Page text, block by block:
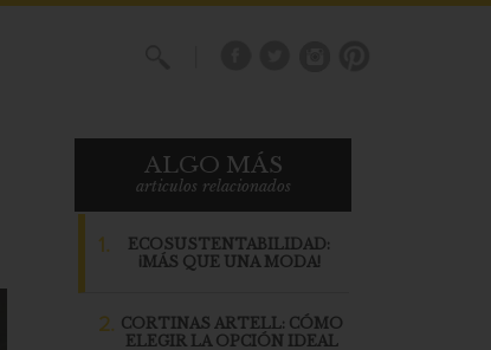
ALGO MÁS
articulos relacionados
1.
ECOSUSTENTABILIDAD:
¡MÁS QUE UNA MODA!
2. CORTINAS ARTELL: CÓMO
ELEGIR LA OPCIÓN IDEAL